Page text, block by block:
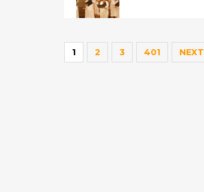
1 2 3 401 NEXT